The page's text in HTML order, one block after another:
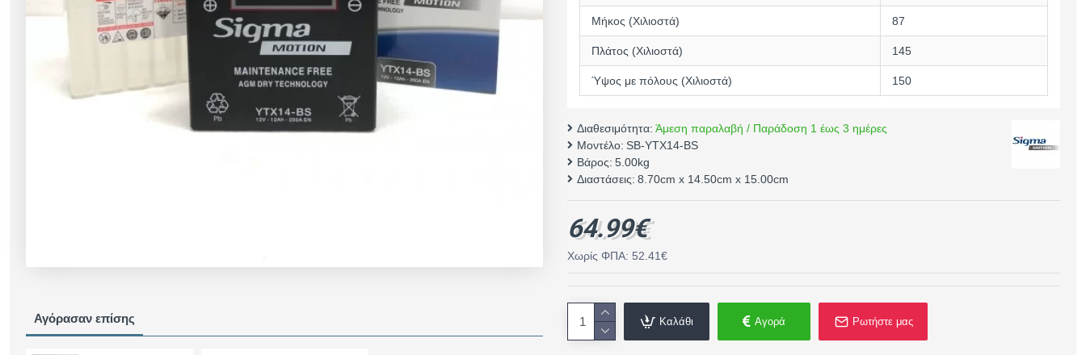
Αγόρασαν επίσης
Μήκος (Χιλιοστά) 87
Πλάτος (Χιλιοστά) 145
Ύψος με πόλους (Χιλιοστά) 150
Διαθεσιμότητα: Άμεση παραλαβή / Παράδοση 1 έως 3 ημέρες
Μοντέλο: SB-YTX14-BS
Βάρος: 5.00kg
Διαστάσεις: 8.70cm x 14.50cm x 15.00cm
64.99€
Χωρίς ΦΠΑ: 52.41€
Καλάθι Αγορά Ρωτήστε μας